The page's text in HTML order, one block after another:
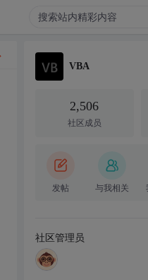
VBA
2,506
社区成员
发帖 与我相关
社区管理员